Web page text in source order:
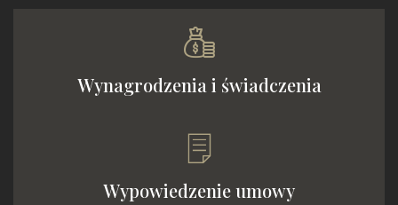
Wynagrodzenia i świadczenia
Wypowiedzenie umowy